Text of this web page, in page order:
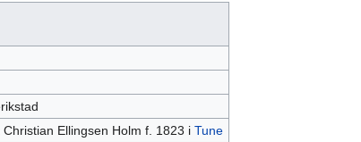
Ellingsen Holm f. 1823 i Tune